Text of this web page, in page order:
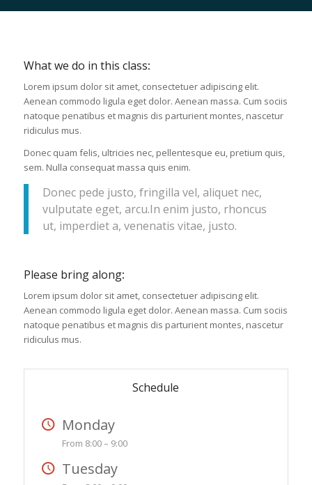
What we do in this class:
Lorem ipsum dolor sit amet, consectetuer adipiscing elit.
Aenean commodo ligula eget dolor. Aenean massa. Cum sociis
natoque penatibus et magnis dis parturient montes, nascetur
ridiculus mus.
Donec quam felis, ultricies nec, pellentesque eu, pretium quis,
sem. Nulla consequat massa quis enim.
Donec pede justo, fringilla vel, aliquet nec,
vulputate eget, arcu.In enim justo, rhoncus
ut, imperdiet a, venenatis vitae, justo.
Please bring along:
Lorem ipsum dolor sit amet, consectetuer adipiscing elit.
Aenean commodo ligula eget dolor. Aenean massa. Cum sociis
natoque penatibus et magnis dis parturient montes, nascetur
ridiculus mus.
Schedule
Monday
From 8:00 – 9:00
Tuesday